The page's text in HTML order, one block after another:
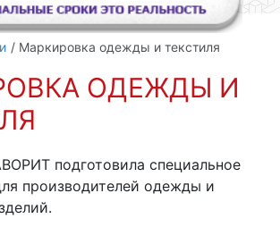
Маркировка одежды и текстиля
ОДЕЖДЫ И
подготовила специальное
производителей одежды и